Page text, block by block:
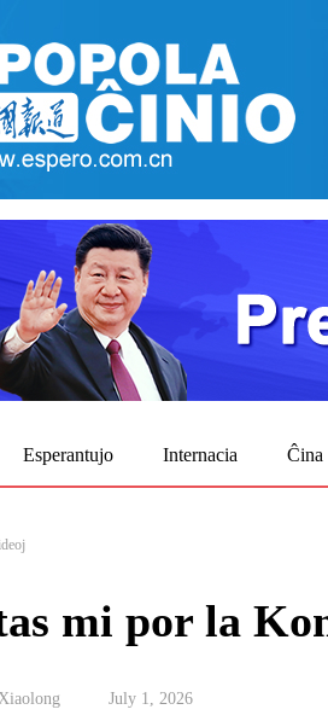
mi por la
July 1, 2026